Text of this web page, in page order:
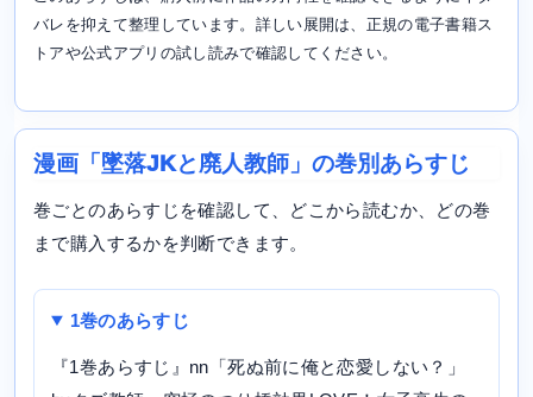
バレを抑えて整理しています。詳しい展開は、正規の電子書籍ス
トアや公式アプリの試し読みで確認してください。
漫画「墜落JKと廃人教師」の巻別あらすじ
巻ごとのあらすじを確認して、どこから読むか、どの巻
まで購入するかを判断できます。
1巻のあらすじ
『1巻あらすじ』nn「死ぬ前に俺と恋愛しない？」